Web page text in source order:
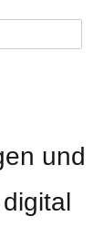
und